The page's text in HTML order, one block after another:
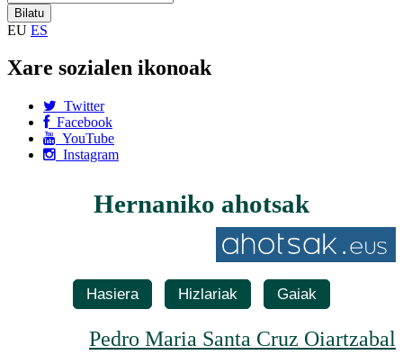
EU ES
Xare sozialen ikonoak
Twitter
Facebook
YouTube
Instagram
Hernaniko ahotsak
Hasiera Hizlariak Gaiak
Pedro Maria Santa Cruz Oiartzabal